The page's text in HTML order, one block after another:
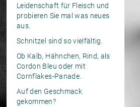
Leidenschaft für Fleisch und
probieren Sie mal was neues
aus.
Schnitzel sind so vielfältig.
Ob Kalb, Hähnchen, Rind, als
Cordon Bleu oder mit
Cornflakes-Panade.
Auf den Geschmack
gekommen?